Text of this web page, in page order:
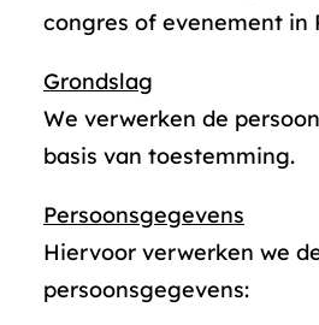
congres of evenement in
Grondslag
We verwerken de
basis van toestemming.
Persoonsgegevens
Hiervoor verwerken we
persoonsgegevens: